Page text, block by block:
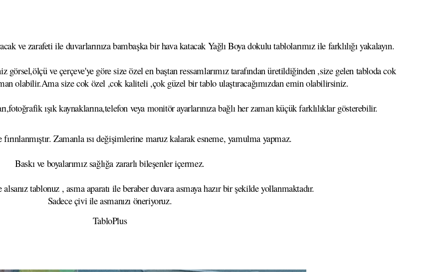
ve zarafeti ile duvarlarınıza bambaşka bir hava katacak Yağlı Boya dokulu tablolarımız ile farklılığı yakalayın.
görsel,ölçü ve çerçeve'ye göre size özel en baştan ressamlarımız tarafından üretildiğinden ,size gelen tabloda cok
olabilir.Ama size cok özel ,cok kaliteli ,çok güzel bir tablo ulaştıracağımızdan emin olabilirsiniz.
ışık kaynaklarına,telefon veya monitör ayarlarınıza bağlı her zaman küçük farklılıklar gösterebilir.
fırınlanmıştır. Zamanla ısı değişimlerine maruz kalarak esneme, yamulma yapmaz.
Baskı ve boyalarımız sağlığa zararlı bileşenler içermez.
tablonuz , asma aparatı ile beraber duvara asmaya hazır bir şekilde yollanmaktadır.
Sadece çivi ile asmanızı öneriyoruz.
TabloPlus